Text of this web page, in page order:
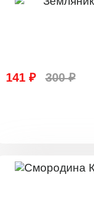
141 ₽ 300 ₽